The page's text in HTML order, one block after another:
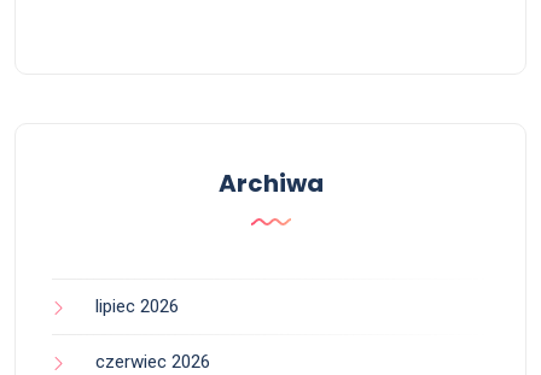
Archiwa
lipiec 2026
czerwiec 2026